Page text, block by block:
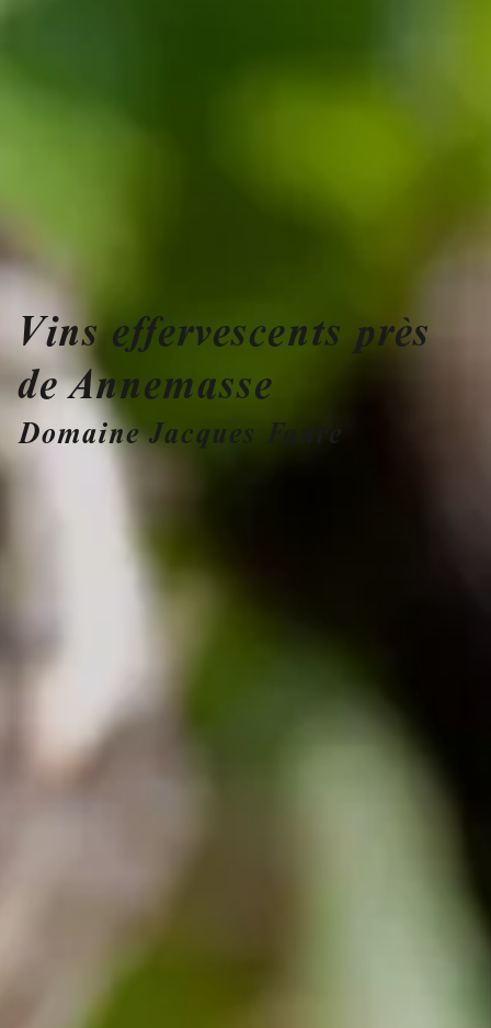
Vins effervescents près
de Annemasse
Domaine Jacques Faure